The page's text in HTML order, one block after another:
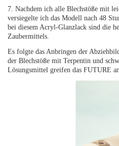
7. Nachdem ich alle Blechstöße mit
versiegelte ich das Modell nach 48
bei diesem Acryl-Glanzlack sind die
Zaubermittels.
Es folgte das Anbringen der
der Blechstöße mit Terpentin und
Lösungsmittel greifen das FUTURE